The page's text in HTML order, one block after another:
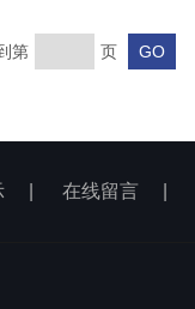
第 页
在线留言